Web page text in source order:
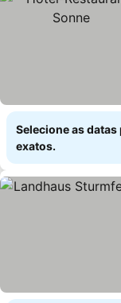
Selecione as
exatos.